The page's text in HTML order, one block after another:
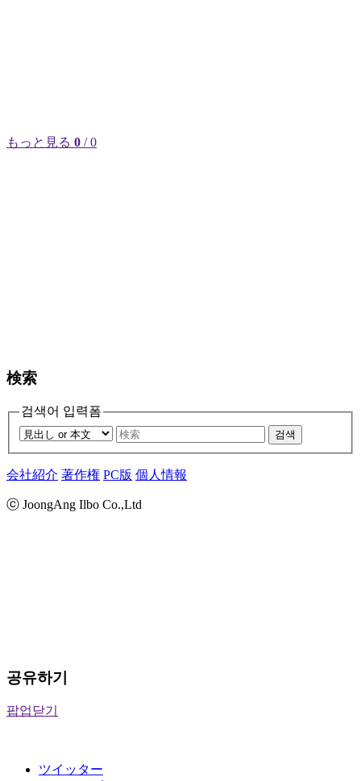
もっと見る 0 / 0
検索
검색어 입력폼
검색
会社紹介 著作権 PC版 個人情報
ⓒ JoongAng Ilbo Co.,Ltd
공유하기
팝업닫기
ツイッター